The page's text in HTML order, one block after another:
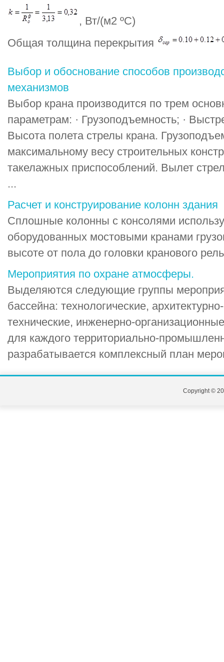
, Вт/(м2 ºС)
Общая толщина перекрытия
Выбор и обоснование способов
механизмов
Выбор крана производится по трем
параметрам: · Грузоподъемность; ·
Высота полета стрелы крана.
максимальному весу строительных
такелажных приспособлений. Вылет
...
Расчет и конструирование колонн здания
Сплошные колонны с консолями
оборудованных мостовыми кранами
высоте от пола до головки кранового
Мероприятия по охране атмосферы.
Выделяются следующие группы
бассейна: технологические,
технические, инженерно-
для каждого территориально-
разрабатывается комплексный план
Copyright ©